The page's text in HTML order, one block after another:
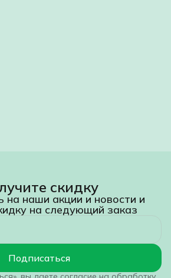
скидку
на наши акции и новости и
на следующий заказ
Подписаться